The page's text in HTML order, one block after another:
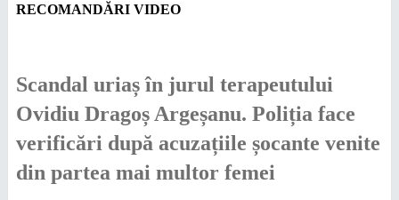
RECOMANDĂRI VIDEO
Scandal uriaș în jurul terapeutului
Ovidiu Dragoș Argeșanu. Poliția face
verificări după acuzațiile șocante venite
din partea mai multor femei